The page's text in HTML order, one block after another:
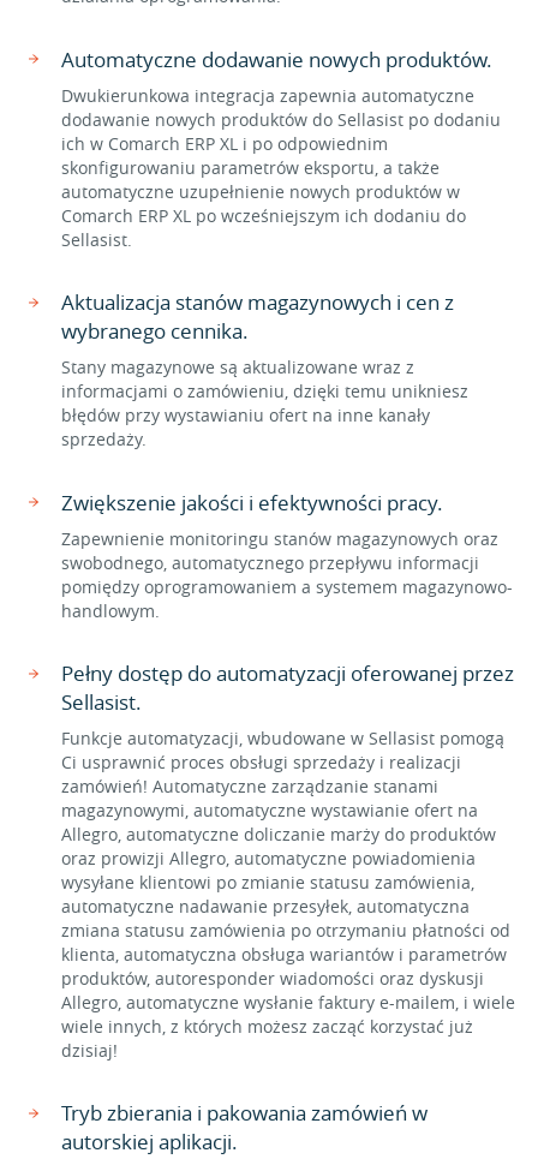
Automatyczne dodawanie nowych produktów.
Dwukierunkowa integracja zapewnia automatyczne
dodawanie nowych produktów do Sellasist po dodaniu
ich w Comarch ERP XL i po odpowiednim
skonfigurowaniu parametrów eksportu, a także
automatyczne uzupełnienie nowych produktów w
Comarch ERP XL po wcześniejszym ich dodaniu do
Sellasist.
Aktualizacja stanów magazynowych i cen z
wybranego cennika.
Stany magazynowe są aktualizowane wraz z
informacjami o zamówieniu, dzięki temu unikniesz
błędów przy wystawianiu ofert na inne kanały
sprzedaży.
Zwiększenie jakości i efektywności pracy.
Zapewnienie monitoringu stanów magazynowych oraz
swobodnego, automatycznego przepływu informacji
pomiędzy oprogramowaniem a systemem magazynowo-
handlowym.
Pełny dostęp do automatyzacji oferowanej przez
Sellasist.
Funkcje automatyzacji, wbudowane w Sellasist pomogą
Ci usprawnić proces obsługi sprzedaży i realizacji
zamówień! Automatyczne zarządzanie stanami
magazynowymi, automatyczne wystawianie ofert na
Allegro, automatyczne doliczanie marży do produktów
oraz prowizji Allegro, automatyczne powiadomienia
wysyłane klientowi po zmianie statusu zamówienia,
automatyczne nadawanie przesyłek, automatyczna
zmiana statusu zamówienia po otrzymaniu płatności od
klienta, automatyczna obsługa wariantów i parametrów
produktów, autoresponder wiadomości oraz dyskusji
Allegro, automatyczne wysłanie faktury e-mailem, i wiele
wiele innych, z których możesz zacząć korzystać już
dzisiaj!
Tryb zbierania i pakowania zamówień w
autorskiej aplikacji.